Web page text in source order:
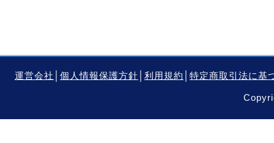
運営会社 個人情報保護方針 利用規約 特定商取引法に基